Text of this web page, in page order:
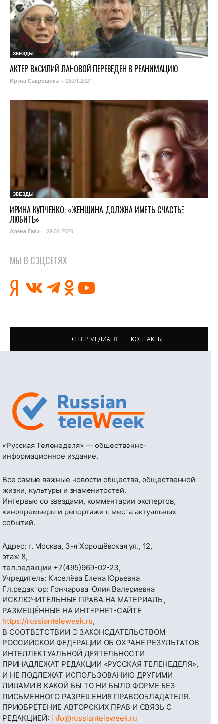
ЗВЁЗДЫ
АКТЕР ВАСИЛИЙ ЛАНОВОЙ ПЕРЕВЕДЕН В РЕАНИМАЦИЮ
Ирэна Саврошина - 28.01.2021
ЗВЁЗДЫ
ИРИНА КУПЧЕНКО: «ЖЕНЩИНА ДОЛЖНА ИМЕТЬ СЧАСТЬЕ
ЛЮБИТЬ»
Алёна Гайх - 29.02.2020
МЫ В СОЦСЕТЯХ
СЕВЕР МЕДИА КОНТАКТЫ
«Русская Теленеделя» — общественно-
информационное издание.
Все самые важные новости общества, общественной
жизни, культуры и знаменитостей.
Интервью со звездами, комментарии экспертов,
кинопремьеры и репортажи с места актуальных
событий.
Адрес: г. Москва, 3-я Хорошёвская ул., 12,
этаж 8,
тел.редакции +7(495)969-02-23,
Учредитель: Киселёва Елена Юрьевна
Гл.редактор: Гончарова Юлия Валериевна
ИСКЛЮЧИТЕЛЬНЫЕ ПРАВА НА МАТЕРИАЛЫ,
РАЗМЕЩЁННЫЕ НА ИНТЕРНЕТ-САЙТЕ
https://russianteleweek.ru,
В СООТВЕТСТВИИ С ЗАКОНОДАТЕЛЬСТВОМ
РОССИЙСКОЙ ФЕДЕРАЦИИ ОБ ОХРАНЕ РЕЗУЛЬТАТОВ
ИНТЕЛЛЕКТУАЛЬНОЙ ДЕЯТЕЛЬНОСТИ
ПРИНАДЛЕЖАТ РЕДАКЦИИ «РУССКАЯ ТЕЛЕНЕДЕЛЯ»,
И НЕ ПОДЛЕЖАТ ИСПОЛЬЗОВАНИЮ ДРУГИМИ
ЛИЦАМИ В КАКОЙ БЫ ТО НИ БЫЛО ФОРМЕ БЕЗ
ПИСЬМЕННОГО РАЗРЕШЕНИЯ ПРАВООБЛАДАТЕЛЯ.
ПРИОБРЕТЕНИЕ АВТОРСКИХ ПРАВ И СВЯЗЬ С
РЕДАКЦИЕЙ: info@russianteleweek.ru